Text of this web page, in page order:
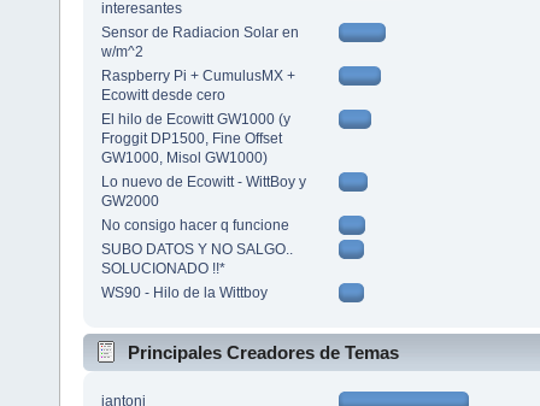
interesantes
Sensor de Radiacion Solar en
w/m^2
Raspberry Pi + CumulusMX +
Ecowitt desde cero
El hilo de Ecowitt GW1000 (y
Froggit DP1500, Fine Offset
GW1000, Misol GW1000)
Lo nuevo de Ecowitt - WittBoy y
GW2000
No consigo hacer q funcione
SUBO DATOS Y NO SALGO..
SOLUCIONADO !!*
WS90 - Hilo de la Wittboy
Principales Creadores de Temas
jantoni